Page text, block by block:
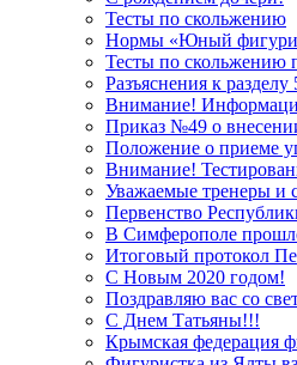
Тесты по скольжению
Нормы «Юный
Тесты по скольжению
Разъяснения к
Внимание!
Приказ №49 о
Положение о приеме
Внимание!
Уважаемые тренеры и
Первенство
В Симферополе
Итоговый протокол
С Новым 2020 годом!
Поздравляю вас со
С Днем Татьяны!!!
Крымская федерация